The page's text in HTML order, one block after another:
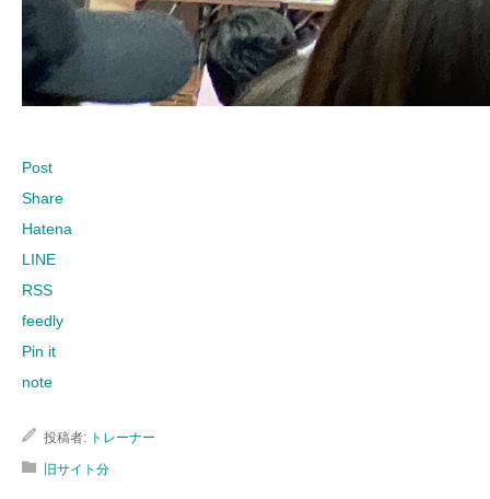
Post
Share
Hatena
LINE
RSS
feedly
Pin it
note
投稿者: トレーナー
旧サイト分